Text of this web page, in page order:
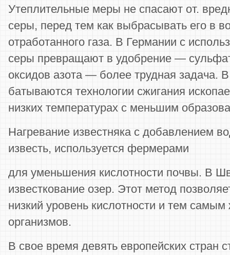
Утеплительные меры не спасают от.
серы, перед тем как выбрасывать его в
отрабо­танного газа. В Германии с
серы превращают в удобрение —
оксидов азо­та — более трудная задача.
батываются технологии сжи­гания
низких темпера­турах с меньшим
Нагревание известняка с добавлением
известь, используется фермерами
для уменьшения кислотности почвы. В
известкование озер. Этот метод
низкий уровень кислотности и тем
организмов.
В свое время девять европейских стран